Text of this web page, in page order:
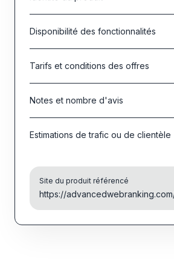
Disponibilité des fonctionnalités
Tarifs et conditions des offres
Notes et nombre d'avis
Estimations de trafic ou de clientèle
Site du produit référencé
https://